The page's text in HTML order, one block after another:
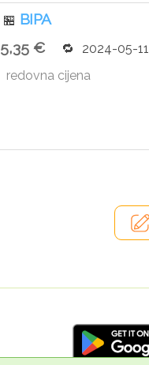
🏪 BIPA
5,35 €
2024-05-11
redovna cijena